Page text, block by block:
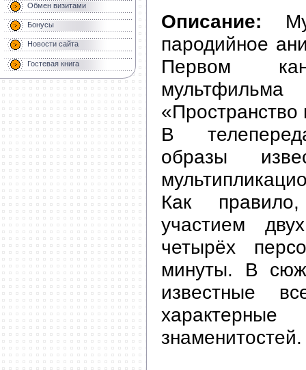
Обмен визитами
Бонусы
Новости сайта
Гостевая книга
Описание:
пародийное
Первом
«Пространство
В
образы
Как
участием
четырёх
минуты. В
известные
знаменитостей.